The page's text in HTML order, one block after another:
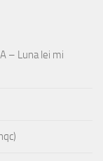
– Luna lei mi